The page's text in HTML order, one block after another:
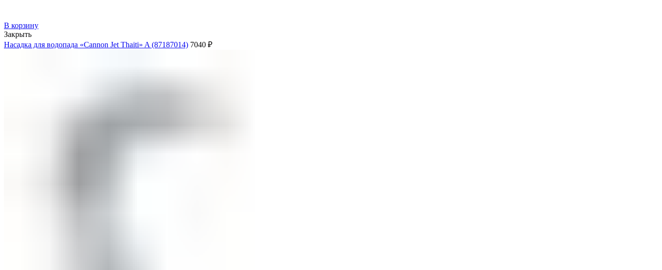
В корзину
Закрыть
Насадка для водопада «Cannon Jet Thaiti» A (87187014) 7040 ₽